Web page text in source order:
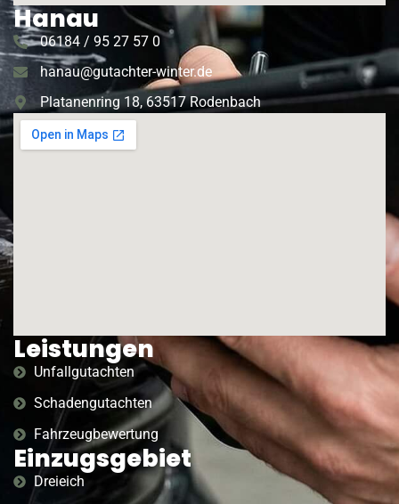
Hanau
06184 / 95 27 57 0
hanau@gutachter-winter.de
Platanenring 18, 63517 Rodenbach
Leistungen
Unfallgutachten
Schadengutachten
Fahrzeugbewertung
Einzugsgebiet
Dreieich